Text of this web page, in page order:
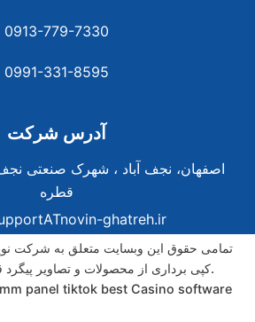
0913-779-7330
0991-331-8595
آدرس شرکت
اصفهان، نجف آباد ، شهرک صنعتی
قطره
ghatreh.ir
تمامی حقوق این وبسایت متعلق به شرکت
کپی برداری از محصولات و تصاویر پیگرد قانونی خواهد داشت.
panel tiktok best Casino software